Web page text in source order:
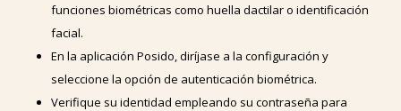
funciones biométricas como huella dactilar o identificación
facial.
En la aplicación Posido, diríjase a la configuración y
seleccione la opción de autenticación biométrica.
Verifique su identidad empleando su contraseña para